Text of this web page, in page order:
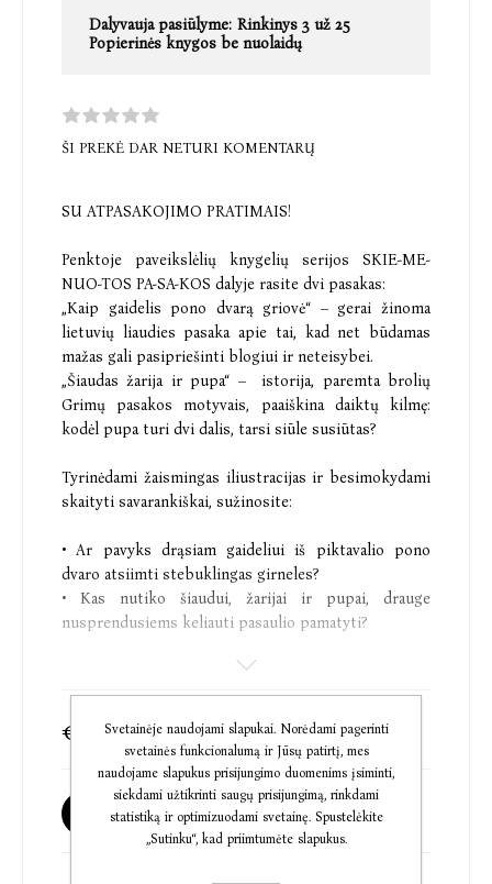
Dalyvauja pasiūlyme: Rinkinys 3 už 25
Popierinės knygos be nuolaidų
ŠI PREKĖ DAR NETURI KOMENTARŲ
SU ATPASAKOJIMO PRATIMAIS!
Penktoje paveikslėlių knygelių serijos SKIE-ME-
NUO-TOS PA-SA-KOS dalyje rasite dvi pasakas:
„Kaip gaidelis pono dvarą griovė“ – gerai žinoma
lietuvių liaudies pasaka apie tai, kad net būdamas
mažas gali pasipriešinti blogiui ir neteisybei.
„Šiaudas žarija ir pupa“ – istorija, paremta brolių
Grimų pasakos motyvais, paaiškina daiktų kilmę:
kodėl pupa turi dvi dalis, tarsi siūle susiūtas?
Tyrinėdami žaismingas iliustracijas ir besimokydami
skaityti savarankiškai, sužinosite:
• Ar pavyks drąsiam gaideliui iš piktavalio pono
dvaro atsiimti stebuklingas girneles?
• Kas nutiko šiaudui, žarijai ir pupai, drauge
nusprendusiems keliauti pasaulio pamatyti?
Knyga skirta besimokantiems skaityti 4-7 metų
vaikams. Tekstas su-skie-me-nuo-tas, o kirčiuota
raidė paryškinta, kad mažieji galėtų lengvai skaityti
patys. Kiekvienos istorijos pabaigoje rasite
atpasakojimo pratimą.
ATPASAKOJIMO PRATIMAS
€6,89 €8,40
Galima užsakyti
Svetainėje naudojami slapukai. Norėdami pagerinti
svetainės funkcionalumą ir Jūsų patirtį, mes
naudojame slapukus prisijungimo duomenims įsiminti,
siekdami užtikrinti saugų prisijungimą, rinkdami
statistiką ir optimizuodami svetainę. Spustelėkite
„Sutinku“, kad priimtumėte slapukus.